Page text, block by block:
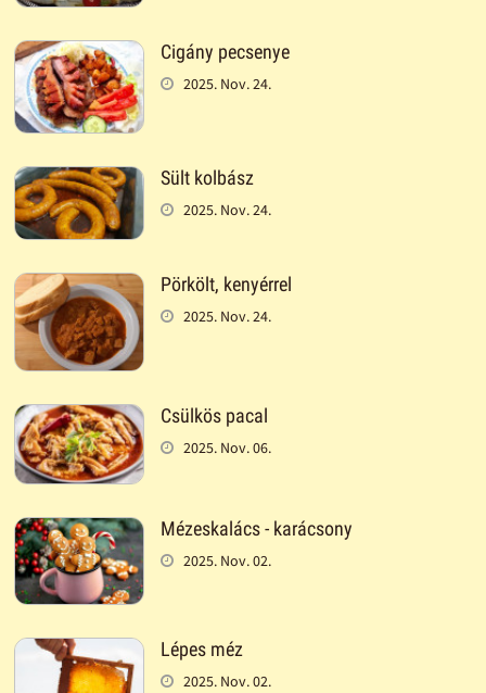
Cigány pecsenye
2025. Nov. 24.
Sült kolbász
2025. Nov. 24.
Pörkölt, kenyérrel
2025. Nov. 24.
Csülkös pacal
2025. Nov. 06.
Mézeskalács - karácsony
2025. Nov. 02.
Lépes méz
2025. Nov. 02.